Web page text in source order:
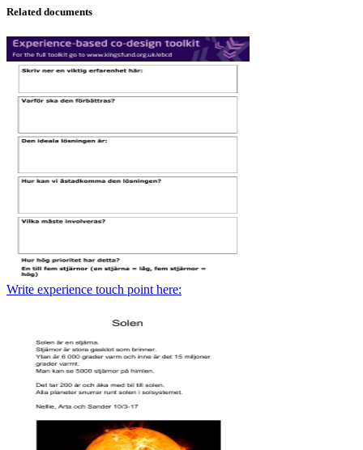
Related documents
Write experience touch point here: